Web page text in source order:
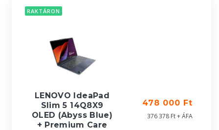
RAKTÁRON
LENOVO IdeaPad
Slim 5 14Q8X9
OLED (Abyss Blue)
+ Premium Care
478 000 Ft
376 378 Ft + ÁFA